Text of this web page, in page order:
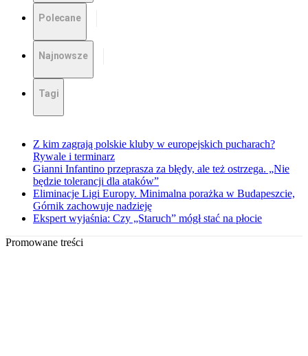
Polecane
Najnowsze
Tagi
Z kim zagrają polskie kluby w europejskich pucharach?
Rywale i terminarz
Gianni Infantino przeprasza za błędy, ale też ostrzega. „Nie
będzie tolerancji dla ataków”
Eliminacje Ligi Europy. Minimalna porażka w Budapeszcie,
Górnik zachowuje nadzieję
Ekspert wyjaśnia: Czy „Staruch” mógł stać na płocie
Promowane treści